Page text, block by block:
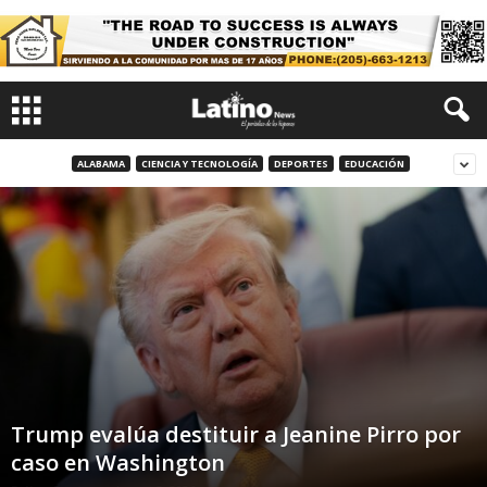
ALABAMA CIENCIA Y TECNOLOGÍA DEPORTES EDUCACIÓN
Trump evalúa destituir a Jeanine Pirro por
caso en Washington